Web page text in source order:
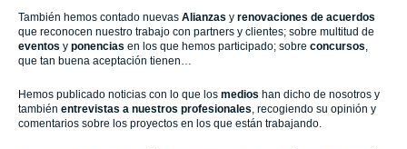
También hemos contado nuevas Alianzas y renovaciones de acuerdos
que reconocen nuestro trabajo con partners y clientes; sobre multitud de
eventos y ponencias en los que hemos participado; sobre concursos
que tan buena aceptación tienen…
Hemos publicado noticias con lo que los medios han dicho de nosotros y
también entrevistas a nuestros profesionales , recogiendo su opinión y
comentarios sobre los proyectos en los que están trabajando.